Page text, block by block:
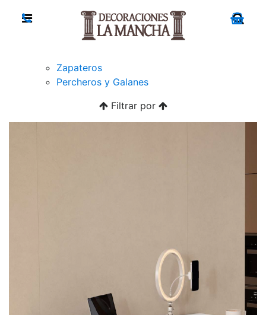
Zapateros
Percheros y Galanes
Filtrar por